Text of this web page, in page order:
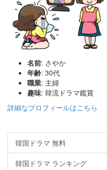
名前: さやか
年齢: 30代
職業: 主婦
趣味: 韓流ドラマ鑑賞
詳細なプロフィールはこちら
韓国ドラマ 無料
韓国ドラマ ランキング